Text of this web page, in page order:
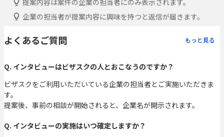
企業の担当者が提案内容に興味を持つと返信が届きます。
よくあるご質問 もっと見る
Q. インタビューはビザスクの人とおこなうのですか？
ビザスクをご利用いただいている企業の担当者とご実施いただきま
す。
提案後、事前の相談が開始されると、企業名が開示されます。
Q. インタビューの実施はいつ確定しますか？